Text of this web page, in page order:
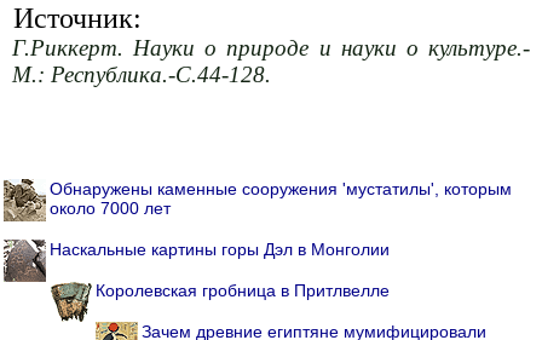
Источник:
Г.Риккерт. Науки о природе и науки о культуре.-
М.: Республика.-С.44-128.
Обнаружены каменные сооружения 'мустатилы', которым
около 7000 лет
Наскальные картины горы Дэл в Монголии
Королевская гробница в Притлвелле
Зачем древние египтяне мумифицировали